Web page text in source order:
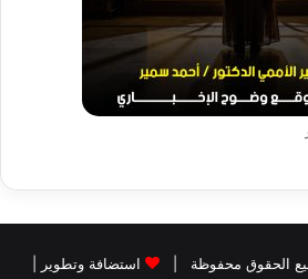
استضافة وتطوير |